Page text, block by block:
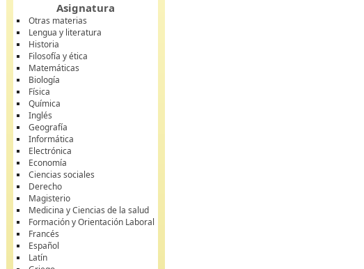
Asignatura
Otras materias
Lengua y literatura
Historia
Filosofía y ética
Matemáticas
Biología
Física
Química
Inglés
Geografía
Informática
Electrónica
Economía
Ciencias sociales
Derecho
Magisterio
Medicina y Ciencias de la salud
Formación y Orientación Laboral
Francés
Español
Latín